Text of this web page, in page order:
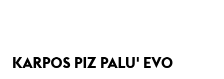
KARPOS PIZ PALU' EVO